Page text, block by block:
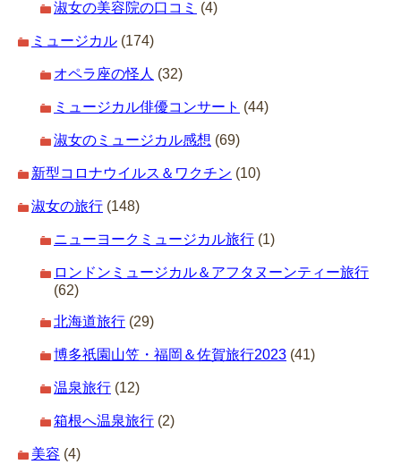
淑女の美容院の口コミ (4)
ミュージカル (174)
オペラ座の怪人 (32)
ミュージカル俳優コンサート (44)
淑女のミュージカル感想 (69)
新型コロナウイルス＆ワクチン (10)
淑女の旅行 (148)
ニューヨークミュージカル旅行 (1)
ロンドンミュージカル＆アフタヌーンティー旅行
(62)
北海道旅行 (29)
博多祇園山笠・福岡＆佐賀旅行2023 (41)
温泉旅行 (12)
箱根へ温泉旅行 (2)
美容 (4)